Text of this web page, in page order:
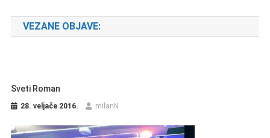
VEZANE OBJAVE:
Sveti Roman
28. veljače 2016. milanN